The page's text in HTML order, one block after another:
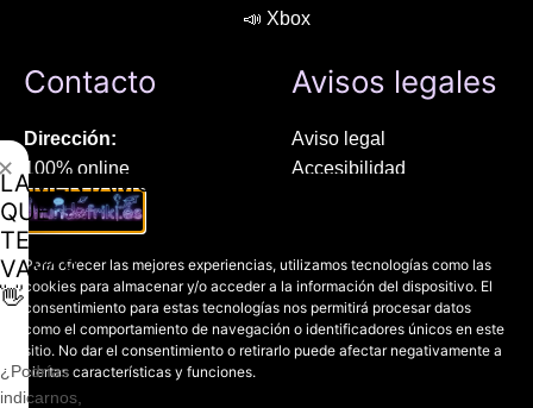
Para ofrecer las mejores experiencias, utilizamos tecnologías como las
cookies para almacenar y/o acceder a la información del dispositivo. El
consentimiento para estas tecnologías nos permitirá procesar datos
como el comportamiento de navegación o identificadores únicos en este
sitio. No dar el consentimiento o retirarlo puede afectar negativamente a
ciertas características y funciones.
📣 Xbox
Contacto
Dirección:
100% online
Manresa (08241), Barcelona
Chat Whatsapp (solo texto):
+34 689 800 662
Correo:
contacto@mundofriki.es
Avisos legales
Aviso legal
Accesibilidad
Política de privacidad
LAMENTAMOS
QUE
TE
VAYAS
👋
¿Podrías
indicarnos,